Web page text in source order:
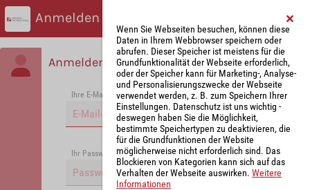
Anmelden
Anmelden
Ihre E-Mail-Adresse *
Passwort vergessen?
Ihr Passwort *
Wenn Sie Webseiten besuchen, können diese
Daten in Ihrem Webbrowser speichern oder
abrufen. Dieser Speicher ist meistens für die
Grundfunktionalität der Webseite erforderlich,
oder der Speicher kann für Marketing-, Analyse-
und Personalisierungszwecke der Webseite
verwendet werden, z. B. zum Speichern Ihrer
Einstellungen. Datenschutz ist uns wichtig -
deswegen haben Sie die Möglichkeit,
bestimmte Speichertypen zu deaktivieren, die
für die Grundfunktionen der Website
möglicherweise nicht erforderlich sind. Das
Blockieren von Kategorien kann sich auf das
Verhalten der Webseite auswirken. Weitere
Informationen